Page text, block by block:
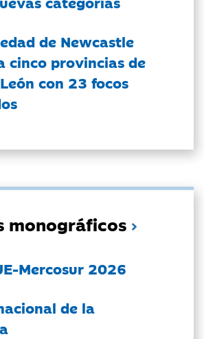
de Newcastle
cinco provincias de
con 23 focos
monográficos
Mercosur 2026
de la